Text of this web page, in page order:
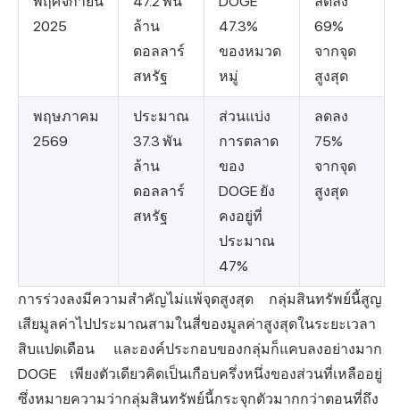
2025
ล้าน
ดอลลาร์
สหรัฐ
47.3%
ของหมวด
หมู่
69%
จากจุด
สูงสุด
พฤษภาคม
2569
ประมาณ
37.3 พัน
ล้าน
ดอลลาร์
สหรัฐ
ส่วนแบ่ง
การตลาด
ของ
DOGE ยัง
คงอยู่ที่
ประมาณ
47%
ลดลง
75%
จากจุด
สูงสุด
การร่วงลงมีความสำคัญไม่แพ้จุดสูงสุด กลุ่มสินทรัพย์นี้สูญ
เสียมูลค่าไปประมาณสามในสี่ของมูลค่าสูงสุดในระยะเวลา
สิบแปดเดือน และองค์ประกอบของกลุ่มก็แคบลงอย่างมาก
DOGE เพียงตัวเดียวคิดเป็นเกือบครึ่งหนึ่งของส่วนที่เหลืออยู่
ซึ่งหมายความว่ากลุ่มสินทรัพย์นี้กระจุกตัวมากกว่าตอนที่ถึง